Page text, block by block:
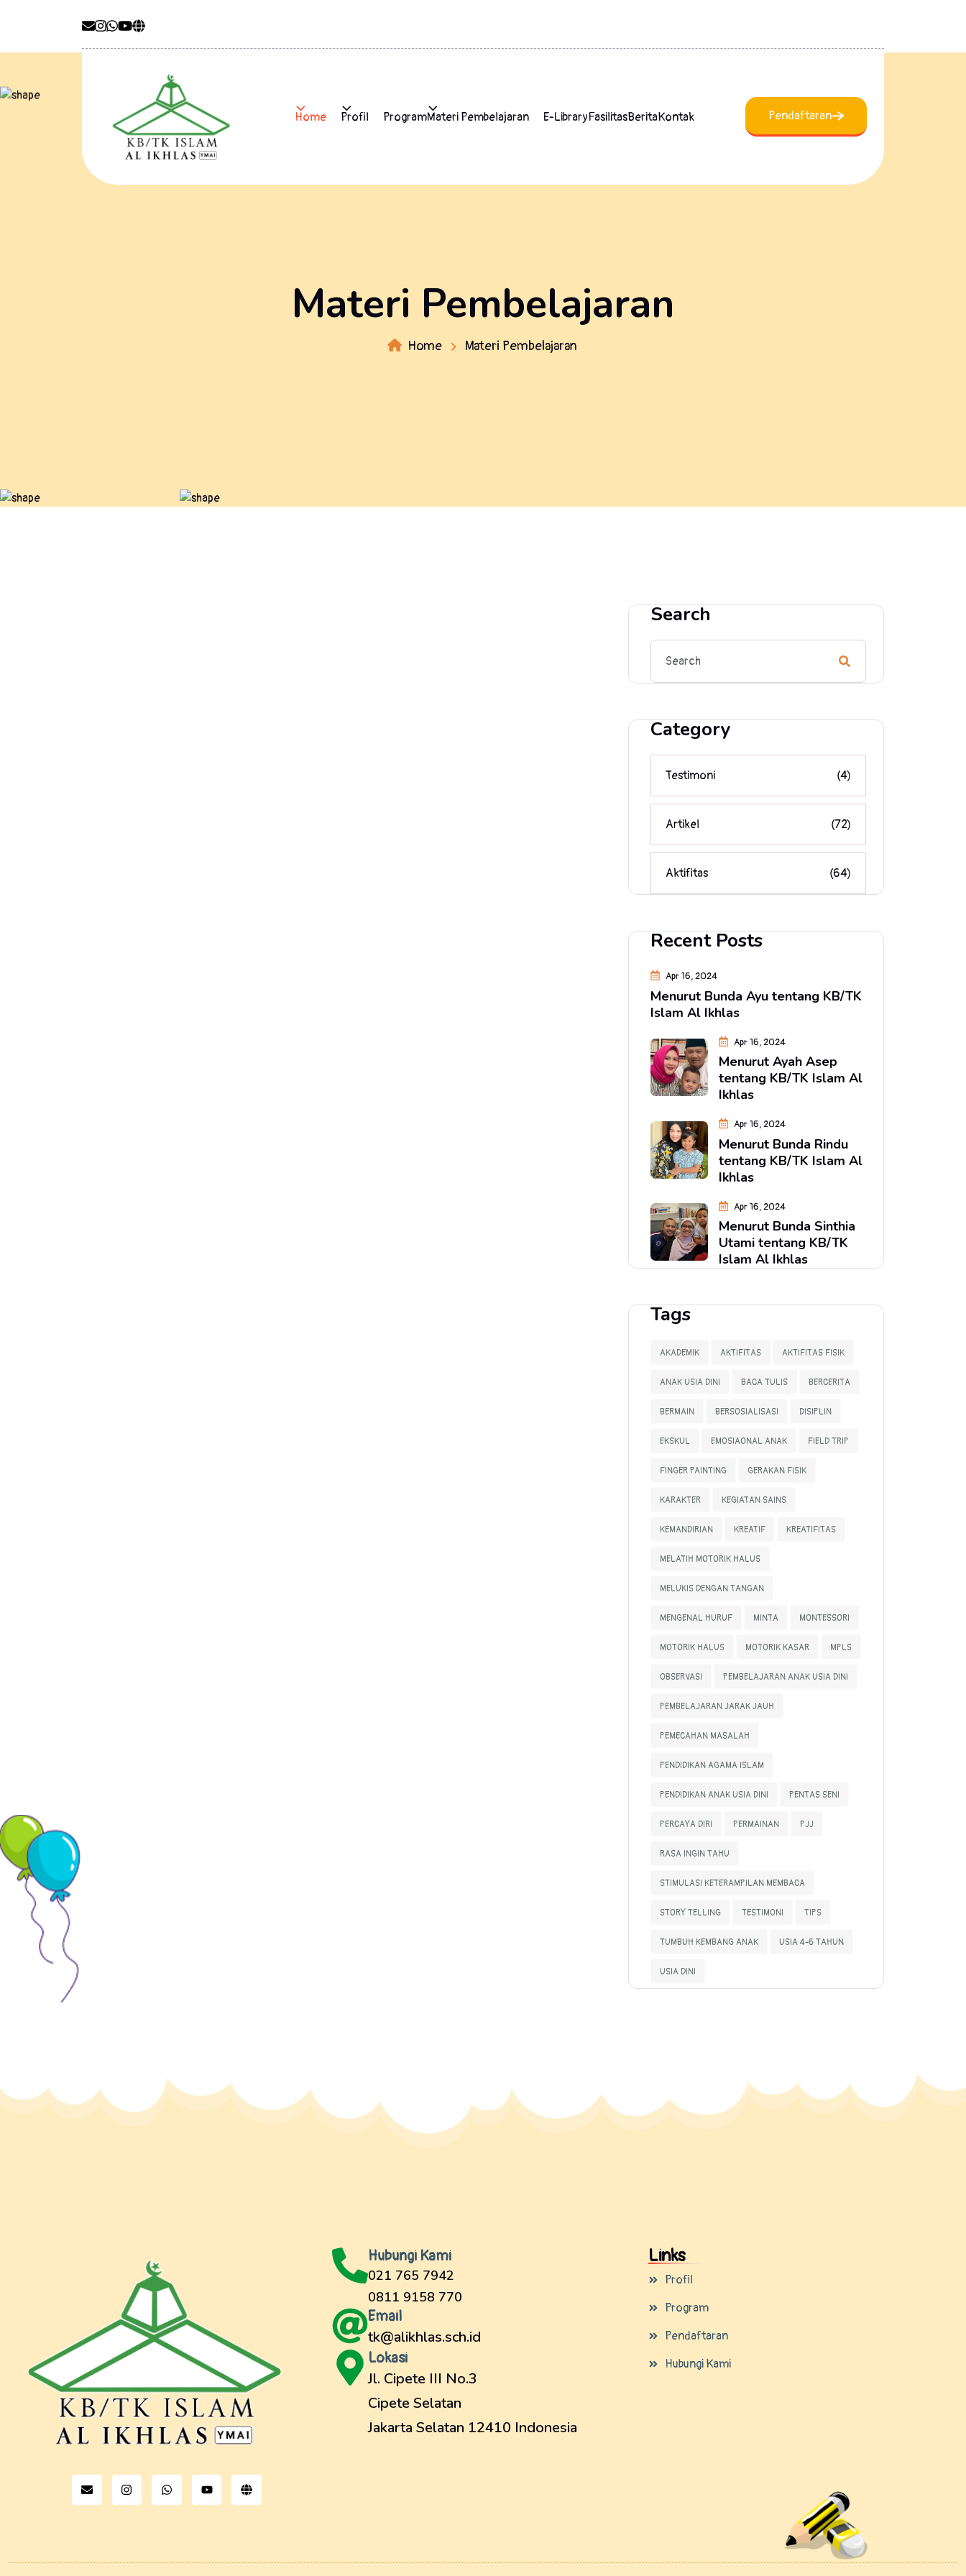
Home Profil ProgramMateri Pembelajaran E-LibraryFasilitasBeritaKontak Pendaftaran
Materi Pembelajaran
Home Materi Pembelajaran
Search
Category
Testimoni (4)
Artikel (72)
Aktifitas (64)
Recent Posts
Apr 16, 2024
Menurut Bunda Ayu tentang KB/TK
Islam Al Ikhlas
Apr 16, 2024
Menurut Ayah Asep
tentang KB/TK Islam Al
Ikhlas
Apr 16, 2024
Menurut Bunda Rindu
tentang KB/TK Islam Al
Ikhlas
Apr 16, 2024
Menurut Bunda Sinthia
Utami tentang KB/TK
Islam Al Ikhlas
Tags
AKADEMIK AKTIFITAS AKTIFITAS FISIK
ANAK USIA DINI BACA TULIS BERCERITA
BERMAIN BERSOSIALISASI DISIPLIN
EKSKUL EMOSIAONAL ANAK FIELD TRIP
FINGER PAINTING GERAKAN FISIK
KARAKTER KEGIATAN SAINS
KEMANDIRIAN KREATIF KREATIFITAS
MELATIH MOTORIK HALUS
MELUKIS DENGAN TANGAN
MENGENAL HURUF MINTA MONTESSORI
MOTORIK HALUS MOTORIK KASAR MPLS
OBSERVASI PEMBELAJARAN ANAK USIA DINI
PEMBELAJARAN JARAK JAUH
PEMECAHAN MASALAH
PENDIDIKAN AGAMA ISLAM
PENDIDIKAN ANAK USIA DINI PENTAS SENI
PERCAYA DIRI PERMAINAN PJJ
RASA INGIN TAHU
STIMULASI KETERAMPILAN MEMBACA
STORY TELLING TESTIMONI TIPS
TUMBUH KEMBANG ANAK USIA 4-6 TAHUN
USIA DINI
Hubungi Kami
021 765 7942
0811 9158 770
Email
tk@alikhlas.sch.id
Lokasi
Jl. Cipete III No.3
Cipete Selatan
Jakarta Selatan 12410 Indonesia
Links
Profil
Program
Pendaftaran
Hubungi Kami